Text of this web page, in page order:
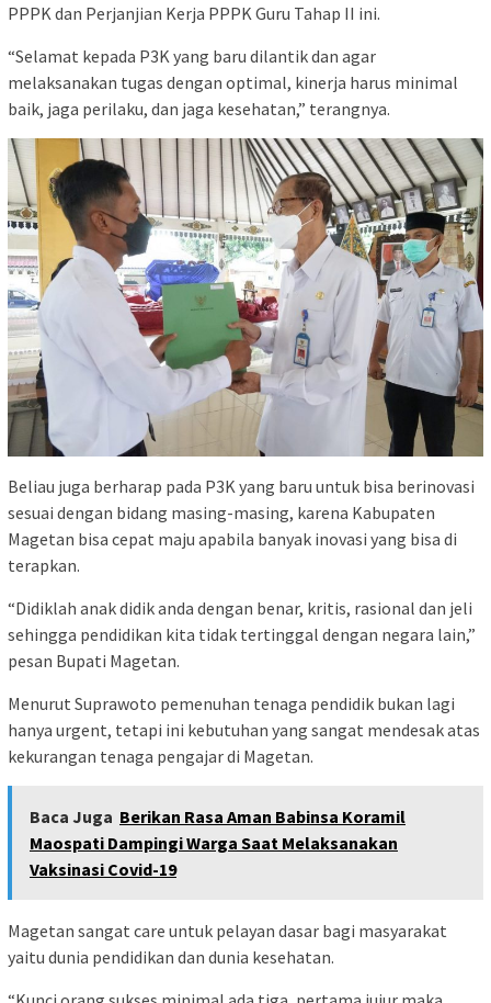
PPPK dan Perjanjian Kerja PPPK Guru Tahap II ini.
“Selamat kepada P3K yang baru dilantik dan agar
melaksanakan tugas dengan optimal, kinerja harus minimal
baik, jaga perilaku, dan jaga kesehatan,” terangnya.
Beliau juga berharap pada P3K yang baru untuk bisa berinovasi
sesuai dengan bidang masing-masing, karena Kabupaten
Magetan bisa cepat maju apabila banyak inovasi yang bisa di
terapkan.
“Didiklah anak didik anda dengan benar, kritis, rasional dan jeli
sehingga pendidikan kita tidak tertinggal dengan negara lain,”
pesan Bupati Magetan.
Menurut Suprawoto pemenuhan tenaga pendidik bukan lagi
hanya urgent, tetapi ini kebutuhan yang sangat mendesak atas
kekurangan tenaga pengajar di Magetan.
Baca Juga Berikan Rasa Aman Babinsa Koramil
Maospati Dampingi Warga Saat Melaksanakan
Vaksinasi Covid-19
Magetan sangat care untuk pelayan dasar bagi masyarakat
yaitu dunia pendidikan dan dunia kesehatan.